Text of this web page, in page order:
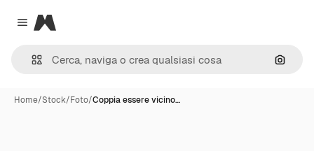
Close menu
Magnific
Cerca
Home/Stock/Foto/Coppia essere vicino…